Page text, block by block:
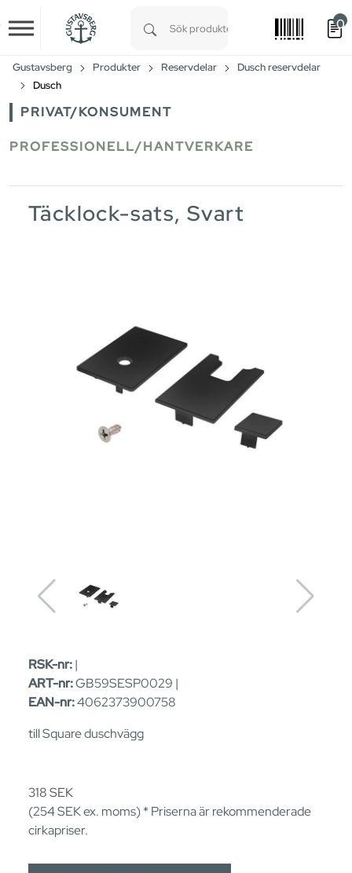
Skip to main content
0
Gustavsberg Produkter Reservdelar
Dusch reservdelar
Dusch
PRIVAT/KONSUMENT
PROFESSIONELL/HANTVERKARE
Täcklock-sats, Svart
RSK-nr:|
ART-nr:GB59SESP0029 |
EAN-nr:4062373900758
till Square duschvägg
318SEK
(254SEKex. moms) * Priserna är rekommenderade
cirkapriser.